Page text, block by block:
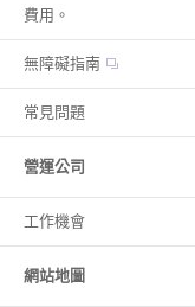
費用。
無障礙指南
常見問題
營運公司
工作機會
網站地圖